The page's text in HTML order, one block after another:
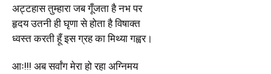
अट्टहास तुम्हारा जब गूँजता है नभ पर
हृदय उतनी ही घृणा से होता है विषाक्त
ध्वस्त करती हूँ इस ग्रह का मिथ्या गह्वर।
आः!!! अब सर्वांग मेरा हो रहा अग्निमय